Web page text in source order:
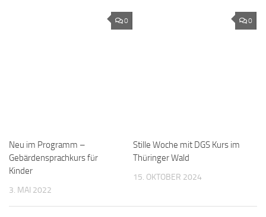
0
Neu im Programm –
Gebärdensprachkurs für
Kinder
3. MAI 2022
0
Stille Woche mit DGS Kurs im
Thüringer Wald
15. OKTOBER 2024